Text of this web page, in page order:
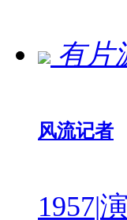
有片
风流记者
1957|